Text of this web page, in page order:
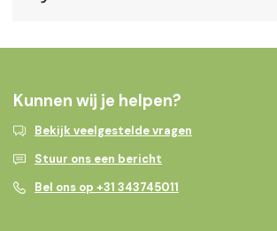
Kunnen wij je helpen?
Bekijk veelgestelde vragen
Stuur ons een bericht
Bel ons op +31 343745011